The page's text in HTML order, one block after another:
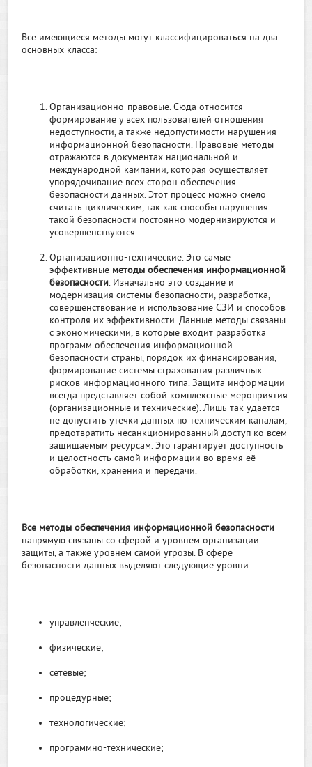
Все имеющиеся методы могут классифицироваться на два
основных класса:
Организационно-правовые. Сюда относится
формирование у всех пользователей отношения
недоступности, а также недопустимости нарушения
информационной безопасности. Правовые методы
отражаются в документах национальной и
международной кампании, которая осуществляет
упорядочивание всех сторон обеспечения
безопасности данных. Этот процесс можно смело
считать циклическим, так как способы нарушения
такой безопасности постоянно модернизируются и
усовершенствуются.
Организационно-технические. Это самые
эффективные методы обеспечения информационной
безопасности. Изначально это создание и
модернизация системы безопасности, разработка,
совершенствование и использование СЗИ и способов
контроля их эффективности. Данные методы связаны
с экономическими, в которые входит разработка
программ обеспечения информационной
безопасности страны, порядок их финансирования,
формирование системы страхования различных
рисков информационного типа. Защита информации
всегда представляет собой комплексные мероприятия
(организационные и технические). Лишь так удаётся
не допустить утечки данных по техническим каналам,
предотвратить несанкционированный доступ ко всем
защищаемым ресурсам. Это гарантирует доступность
и целостность самой информации во время её
обработки, хранения и передачи.
Все методы обеспечения информационной безопасности
напрямую связаны со сферой и уровнем организации
защиты, а также уровнем самой угрозы. В сфере
безопасности данных выделяют следующие уровни:
управленческие;
физические;
сетевые;
процедурные;
технологические;
программно-технические;